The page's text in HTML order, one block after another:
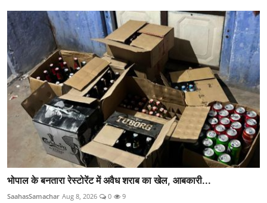
भोपाल के बनतारा रेस्टोरेंट में अवैध शराब का खेल, आबकारी...
SaahasSamachar Aug 8, 2026 0 9